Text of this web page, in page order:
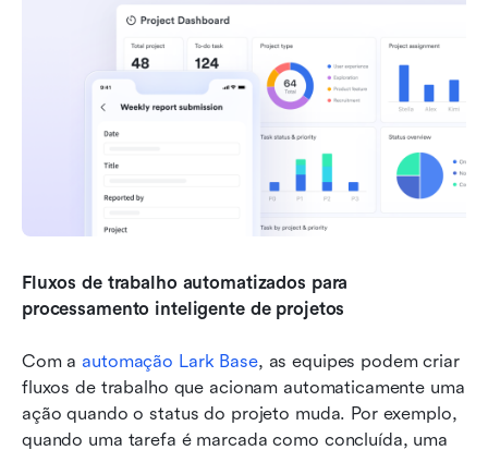
Fluxos de trabalho automatizados para
processamento inteligente de projetos
Com a automação Lark Base, as equipes podem criar
fluxos de trabalho que acionam automaticamente uma
ação quando o status do projeto muda. Por exemplo,
quando uma tarefa é marcada como concluída, uma